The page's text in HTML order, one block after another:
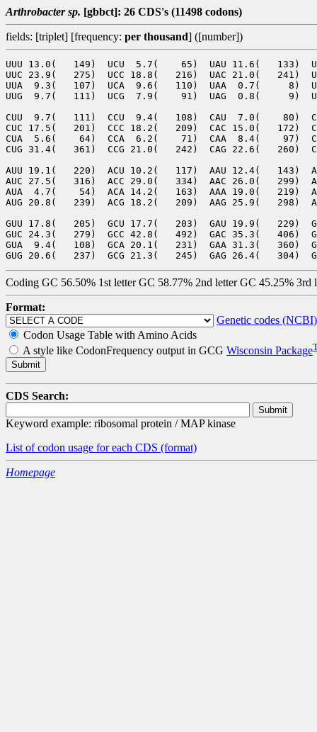
Arthrobacter sp. [gbbct]: 26 CDS's (11498 codons)
fields: [triplet] [frequency: per thousand] ([number])
UUU 13.0(   149)  UCU  5.7(    65)  UAU 11.6(   133)
UUC 23.9(   275)  UCC 18.8(   216)  UAC 21.0(   241)
UUA  9.3(   107)  UCA  9.6(   110)  UAA  0.7(     8)
UUG  9.7(   111)  UCG  7.9(    91)  UAG  0.8(     9)
CUU  9.7(   111)  CCU  9.4(   108)  CAU  7.0(    80)
CUC 17.5(   201)  CCC 18.2(   209)  CAC 15.0(   172)
CUA  5.6(    64)  CCA  6.2(    71)  CAA  8.4(    97)
CUG 31.4(   361)  CCG 21.0(   242)  CAG 22.6(   260)
AUU 19.1(   220)  ACU 10.2(   117)  AAU 12.4(   143)
AUC 27.5(   316)  ACC 29.0(   334)  AAC 26.0(   299)
AUA  4.7(    54)  ACA 14.2(   163)  AAA 19.0(   219)
AUG 20.8(   239)  ACG 18.2(   209)  AAG 25.9(   298)
GUU 17.8(   205)  GCU 17.7(   203)  GAU 19.9(   229)
GUC 24.3(   279)  GCC 42.8(   492)  GAC 35.3(   406)
GUA  9.4(   108)  GCA 20.1(   231)  GAA 31.3(   360)
Coding GC 56.50% 1st letter GC 58.77% 2nd letter GC 45.25% 3rd
Format:
Genetic codes (NCBI)
Codon Usage Table with Amino Acids
A style like CodonFrequency output in GCG Wisconsin Package
CDS Search:
Keyword example: ribosomal protein / MAP kinase
List of codon usage for each CDS (format)
Homepage